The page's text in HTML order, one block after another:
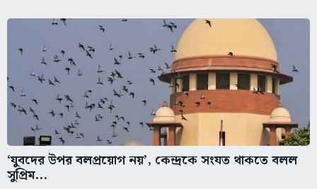
‘যুবদের উপর বলপ্রয়োগ নয়’, কেন্দ্রকে সংযত থাকতে বলল
সুপ্রিম...